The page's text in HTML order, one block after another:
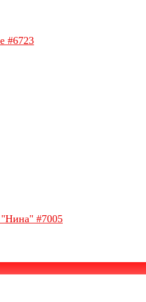
#6723
"Нина" #7005